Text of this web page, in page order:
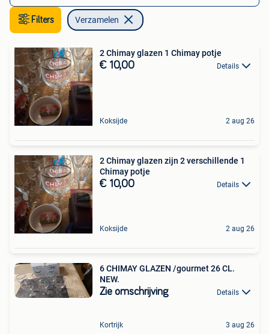
Filters Verzamelen
2 Chimay glazen 1 Chimay potje
€ 10,00 Details
Koksijde 2 aug 26
2 Chimay glazen zijn 2 verschillende 1
Chimay potje
€ 10,00 Details
Koksijde 2 aug 26
6 CHIMAY GLAZEN /gourmet 26 CL.
NEW.
Zie omschrijving Details
Kortrijk 3 aug 26